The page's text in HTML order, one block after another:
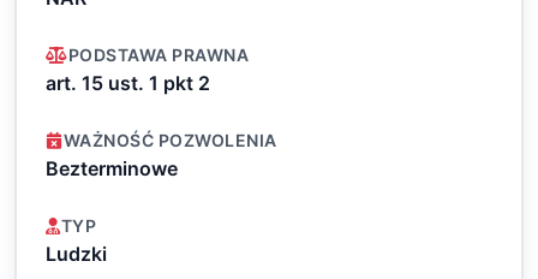
PODSTAWA PRAWNA
art. 15 ust. 1 pkt 2
WAŻNOŚĆ POZWOLENIA
Bezterminowe
TYP
Ludzki